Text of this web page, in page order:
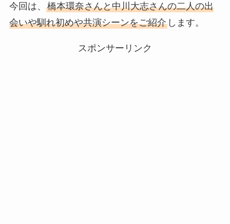
今回は、 橋本環奈さんと中川大志さんの二人の出
会いや馴れ初めや共演シーンをご紹介します。
スポンサーリンク